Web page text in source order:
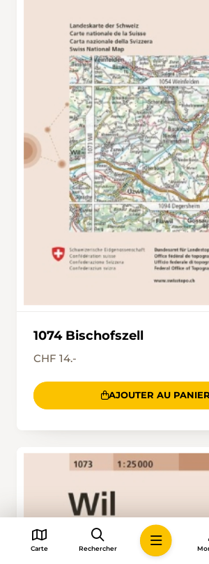
1074 Bischofszell
CHF 14.-
AJOUTER AU PANIER
Carte Rechercher